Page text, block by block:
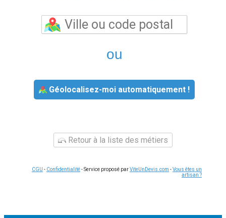
ou
Géolocalisez-moi automatiquement !
Retour à la liste des métiers
CGU - Confidentialité- Service proposé parViteUnDevis.com -Vous êtes un
artisan ?